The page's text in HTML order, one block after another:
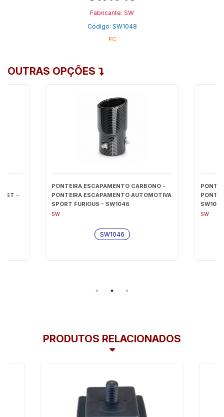
Fabricante: SW
Código: SW1048
PC
OUTRAS OPÇÕES
-
PONTEIRA ESCAPAMENTO CARBONO -
PONTEIRA ESCAPAMENTO AUTOMOTIVA
SPORT FURIOUS - SW1046
SW
SW1046
SW1047
SW
PRODUTOS RELACIONADOS